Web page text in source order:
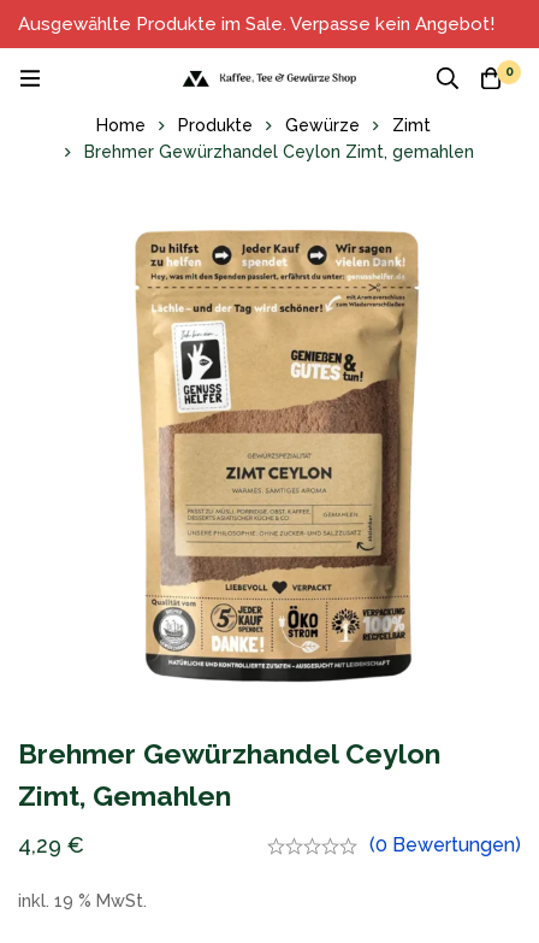
Ausgewählte Produkte im Sale. Verpasse kein Angebot!
0
Home Produkte Gewürze
Zimt
Brehmer Gewürzhandel Ceylon Zimt, gemahlen
Brehmer Gewürzhandel Ceylon
Zimt, Gemahlen
4,29 € (0 Bewertungen)
inkl. 19 % MwSt.